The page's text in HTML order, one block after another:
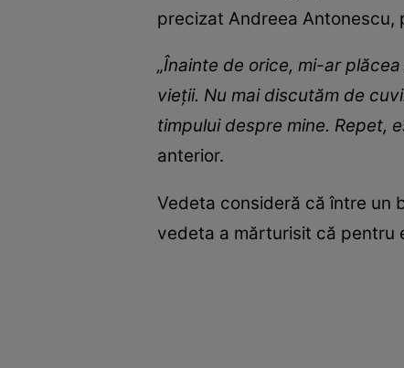
precizat Andreea Antonescu,
„Înainte de orice, mi-ar
vieții. Nu mai discutăm de
timpului despre mine. Repet,
anterior.
Vedeta consideră că între un
vedeta a mărturisit că pentru